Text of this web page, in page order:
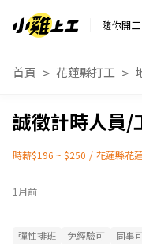
隨你開工
首頁 花蓮縣打工
誠徵計時人員/
時薪$196 ~ $250 / 花蓮縣花
1月前
彈性排班 免經驗可 同事